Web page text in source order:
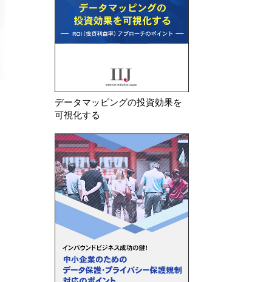
データマッピングの投資効果を
可視化する